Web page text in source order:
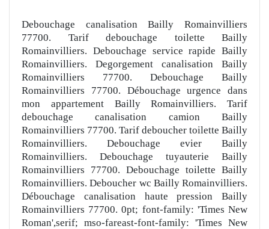
Debouchage canalisation Bailly Romainvilliers
77700. Tarif debouchage toilette Bailly
Romainvilliers. Debouchage service rapide Bailly
Romainvilliers. Degorgement canalisation Bailly
Romainvilliers 77700. Debouchage Bailly
Romainvilliers 77700. Débouchage urgence dans
mon appartement Bailly Romainvilliers. Tarif
debouchage canalisation camion Bailly
Romainvilliers 77700. Tarif deboucher toilette Bailly
Romainvilliers. Debouchage evier Bailly
Romainvilliers. Debouchage tuyauterie Bailly
Romainvilliers 77700. Debouchage toilette Bailly
Romainvilliers. Deboucher wc Bailly Romainvilliers.
Débouchage canalisation haute pression Bailly
Romainvilliers 77700. 0pt; font-family: 'Times New
Roman',serif; mso-fareast-font-family: 'Times New